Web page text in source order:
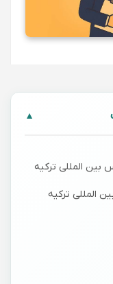
▼
‌المللی ترکیه
‌المللی ترکیه